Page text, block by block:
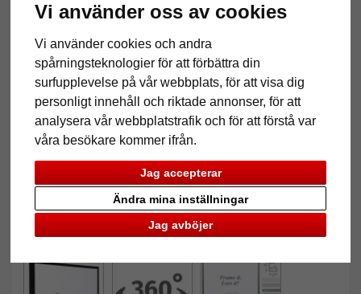
Vi använder oss av cookies
Vi använder cookies och andra
spårningsteknologier för att förbättra din
surfupplevelse på vår webbplats, för att visa dig
personligt innehåll och riktade annonser, för att
analysera vår webbplatstrafik och för att förstå var
våra besökare kommer ifrån.
Jag accepterar
Jag avböjer
Ändra mina inställningar